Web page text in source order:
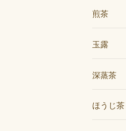
煎茶
玉露
深蒸茶
ほうじ茶